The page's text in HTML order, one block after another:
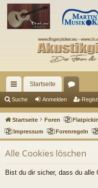
ch
ne
llz
Startseite
en
Suche Anmelden
Startseite Foren
Impressum
Forenregeln
Alle Cookies löschen
Bist du dir sicher, dass du